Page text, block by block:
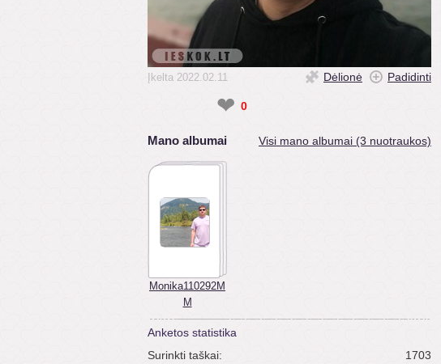
Įkelta 2022.02.11 Dėlionė Padidinti
❤ 0
Mano albumai Visi mano albumai (3 nuotraukos)
Monika110292M
M
Anketos statistika
Surinkti taškai:
1703